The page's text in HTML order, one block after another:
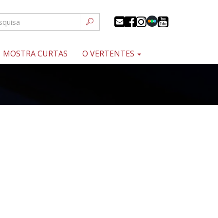
MOSTRA CURTAS O VERTENTES